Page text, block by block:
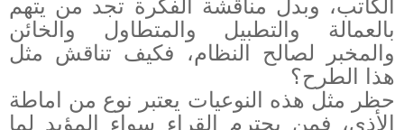
الكاتب، وبدل مناقشة الفكرة تجد من يتهم
بالعمالة والتطبيل والمتطاول والخائن
والمخبر لصالح النظام، فكيف تناقش مثل
هذا الطرح؟
حظر مثل هذه النوعيات يعتبر نوع من اماطة
الأذى، فمن يحترم القراء سواء المؤيد لما